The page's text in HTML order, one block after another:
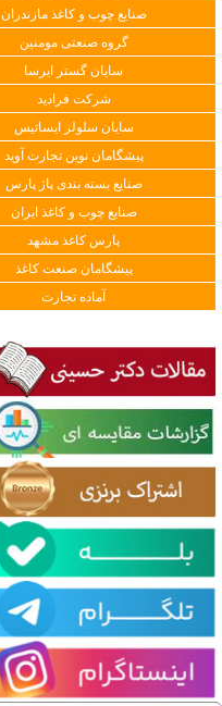
صنایع چوب و کاغذ مازندران
گروه صنعتی مومنین
سایان گستر ایرسا
شرکت فرادید
سایان سلولز ایساتیس
پیشگامان نوین تجارت آوید
صنایع بسته بندی پاژ پارس
صنایع چوب و کاغذ ایران
پارس کاغذ مشهد
پیشگامان صنعت کاغذ
آماده تجارت